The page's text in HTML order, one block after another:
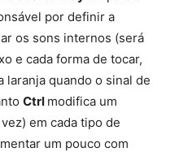
por definir a
os sons internos (será
e cada forma de tocar,
laranja quando o sinal de
Ctrl modifica um
em cada tipo de
um pouco com